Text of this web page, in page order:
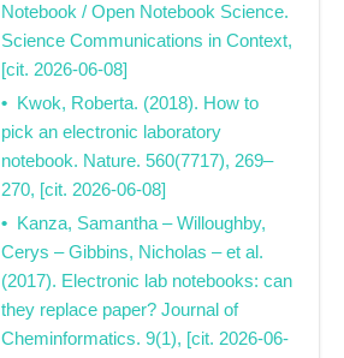
Notebook / Open Notebook Science.
Science Communications in Context,
[cit. 2026-06-08]
Kwok, Roberta. (2018). How to
pick an electronic laboratory
notebook. Nature. 560(7717), 269–
270, [cit. 2026-06-08]
Kanza, Samantha – Willoughby,
Cerys – Gibbins, Nicholas – et al.
(2017). Electronic lab notebooks: can
they replace paper? Journal of
Cheminformatics. 9(1), [cit. 2026-06-